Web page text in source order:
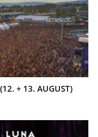
+ 13. AUGUST)